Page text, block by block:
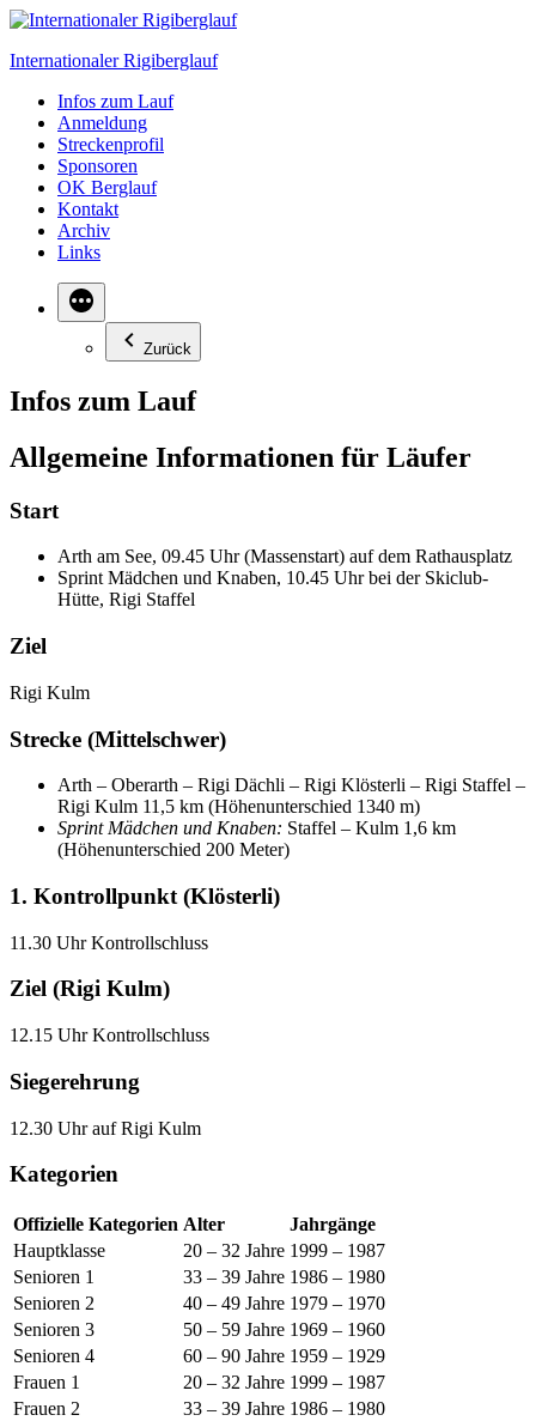
Zum
springen
Internationaler Rigiberglauf
Infos zum Lauf
Anmeldung
Streckenprofil
Sponsoren
OK Berglauf
Kontakt
Archiv
Links
Zurück
Infos zum Lauf
Allgemeine Informationen für Läufer
Start
Arth am See, 09.45 Uhr (Massenstart) auf dem Rathausplatz
Sprint Mädchen und Knaben, 10.45 Uhr bei der Skiclub-
Hütte, Rigi Staffel
Ziel
Rigi Kulm
Strecke (Mittelschwer)
Arth – Oberarth – Rigi Dächli – Rigi Klösterli – Rigi Staffel –
Rigi Kulm 11,5 km (Höhenunterschied 1340 m)
Sprint Mädchen und Knaben: Staffel – Kulm 1,6 km
(Höhenunterschied 200 Meter)
1. Kontrollpunkt (Klösterli)
11.30 Uhr Kontrollschluss
Ziel (Rigi Kulm)
12.15 Uhr Kontrollschluss
Siegerehrung
12.30 Uhr auf Rigi Kulm
Kategorien
Offizielle Kategorien Alter
Jahrgänge
Hauptklasse
20 – 32 Jahre 1999 – 1987
Senioren 1
33 – 39 Jahre 1986 – 1980
Senioren 2
40 – 49 Jahre 1979 – 1970
Senioren 3
50 – 59 Jahre 1969 – 1960
Senioren 4
60 – 90 Jahre 1959 – 1929
Frauen 1
20 – 32 Jahre 1999 – 1987
Frauen 2
33 – 39 Jahre 1986 – 1980